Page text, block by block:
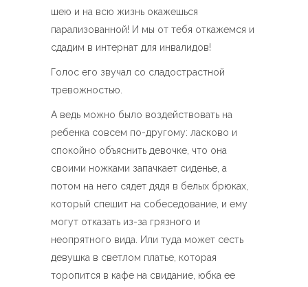
шею и на всю жизнь окажешься
парализованной! И мы от тебя откажемся и
сдадим в интернат для инвалидов!
Голос его звучал со сладострастной
тревожностью.
А ведь можно было воздействовать на
ребенка совсем по-другому: ласково и
спокойно объяснить девочке, что она
своими ножками запачкает сиденье, а
потом на него сядет дядя в белых брюках,
который спешит на собеседование, и ему
могут отказать из-за грязного и
неопрятного вида. Или туда может сесть
девушка в светлом платье, которая
торопится в кафе на свидание, юбка ее